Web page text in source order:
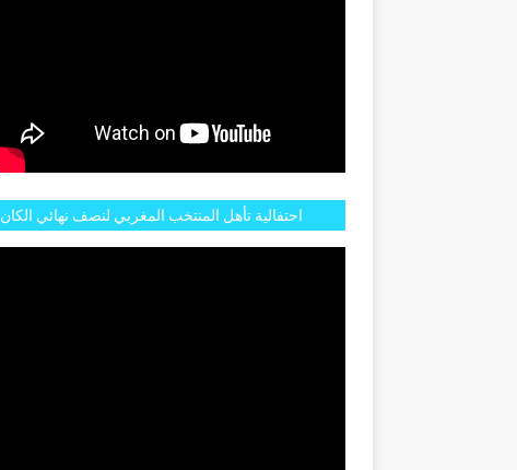
احتفالية تأهل المنتخب المغربي لنصف نهائي الكان